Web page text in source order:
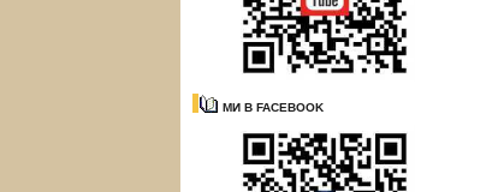
МИ В FACEBOOK